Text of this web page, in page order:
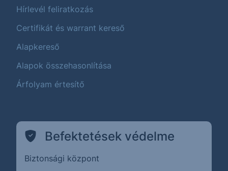
Hírlevél feliratkozás
Certifikát és warrant kereső
Alapkereső
Alapok összehasonlítása
Árfolyam értesítő
Befektetések védelme
Biztonsági központ